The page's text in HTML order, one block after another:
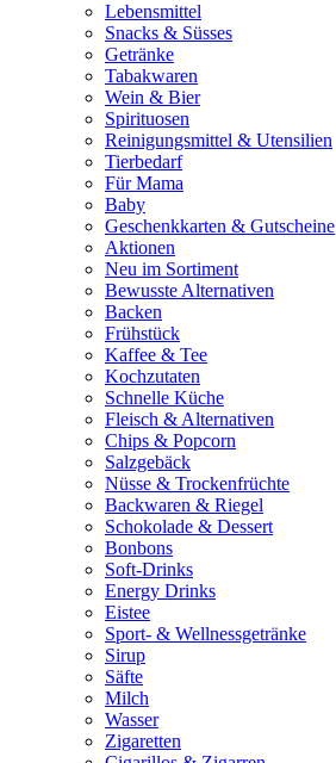
Lebensmittel
Snacks & Süsses
Getränke
Tabakwaren
Wein & Bier
Spirituosen
Reinigungsmittel & Utensilien
Tierbedarf
Für Mama
Baby
Geschenkkarten & Gutscheine
Aktionen
Neu im Sortiment
Bewusste Alternativen
Backen
Frühstück
Kaffee & Tee
Kochzutaten
Schnelle Küche
Fleisch & Alternativen
Chips & Popcorn
Salzgebäck
Nüsse & Trockenfrüchte
Backwaren & Riegel
Schokolade & Dessert
Bonbons
Soft-Drinks
Energy Drinks
Eistee
Sport- & Wellnessgetränke
Sirup
Säfte
Milch
Wasser
Zigaretten